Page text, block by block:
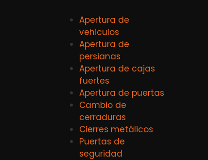
Apertura de
vehiculos
Apertura de
persianas
Apertura de cajas
fuertes
Apertura de puertas
Cambio de
cerraduras
Cierres metálicos
Puertas de
seguridad